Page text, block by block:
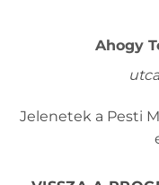
Ahogy
Jelenetek a Pesti